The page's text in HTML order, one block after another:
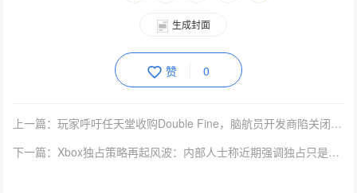
生成封面
赞 0
上一篇：玩家呼吁任天堂收购Double Fine，脑航员开发商陷关闭危机
下一篇：Xbox独占策略再起风波：内部人士称近期强调独占只是展会作秀